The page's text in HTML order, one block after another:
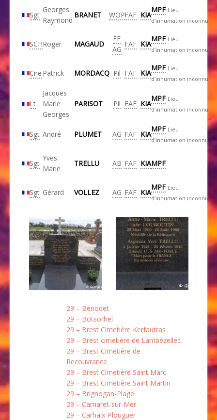
Sgt
Georges
Raymond
BRANET WOPFAF KIA
MPF Lieu
d’inhumation inconnu
SCHRoger MAGAUD
FE
AG
FAF KIA
MPF Lieu
d’inhumation inconnu
Cne Patrick MORDACQ Pil FAF KIA
MPF Lieu
d’inhumation inconnu
Lt
Jacques
Marie
Georges
PARISOT Pil FAF KIA
MPF Lieu
d’inhumation inconnu
Sgt André PLUMET AG FAF KIA
MPF Lieu
d’inhumation inconnu
Sgt
Yves
Marie
TRELLU AB FAF KIAMPF
Sgt Gérard VOLLEZ AG FAF KIA
MPF Lieu
d’inhumation inconnu
29 – Bénodet
29 – Botsorhel
29 – Brest Cimetière Kerfautras
29 – Brest cimetière de Lambézellec
29 – Brest Cimetière de
Recouvrance
29 – Brest Cimetière Saint Marc
29 – Brest Cimetière Saint Martin
29 – Brignogan-Plage
29 – Camaret-sur-Mer
29 – Carhaix-Plouguer